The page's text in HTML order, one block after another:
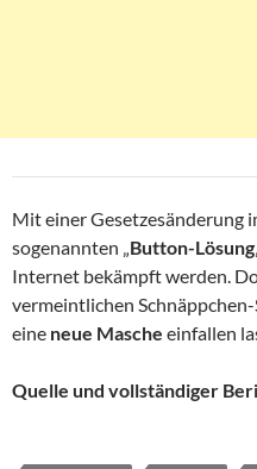
Mit einer Gesetzesänderung
sogenannten „Button-Lösung
Internet bekämpft werden.
vermeintlichen
eine neue Masche einfallen
Quelle und vollständiger